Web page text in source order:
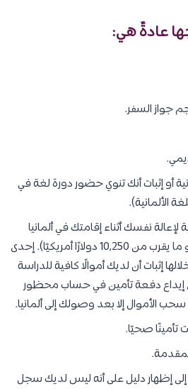
عادةً هي:
جواز السفر.
أو إثبات أنك تنوي حضور دورة لغة في
الألمانية).
لإعالة نفسك أثناء إقامتك في ألمانيا
(8,700 يورو سنويًا ، وهو ما يقرب من 10,250 دولارًا أمريكيًا). إحدى
إثبات أن لديك أموالًا كافية للدراسة
إيداع دفعة تأمين في حساب محظور
الأموال إلا بعد وصولك إلى ألمانيا.
تأمينًا صحيًا.
إلى إظهار دليل على أنه ليس لديك سجل